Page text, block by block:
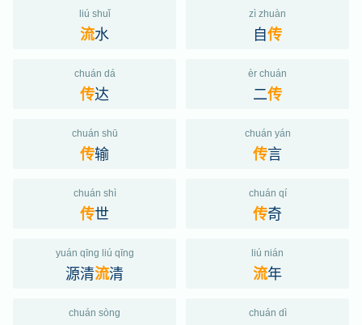
liú shuǐ
流水
zì zhuàn
自传
chuán dá
传达
èr chuán
二传
chuán shū
传输
chuán yán
传言
chuán shì
传世
chuán qí
传奇
yuán qīng liú qīng
源清流清
liú nián
流年
chuán sòng chuán dì